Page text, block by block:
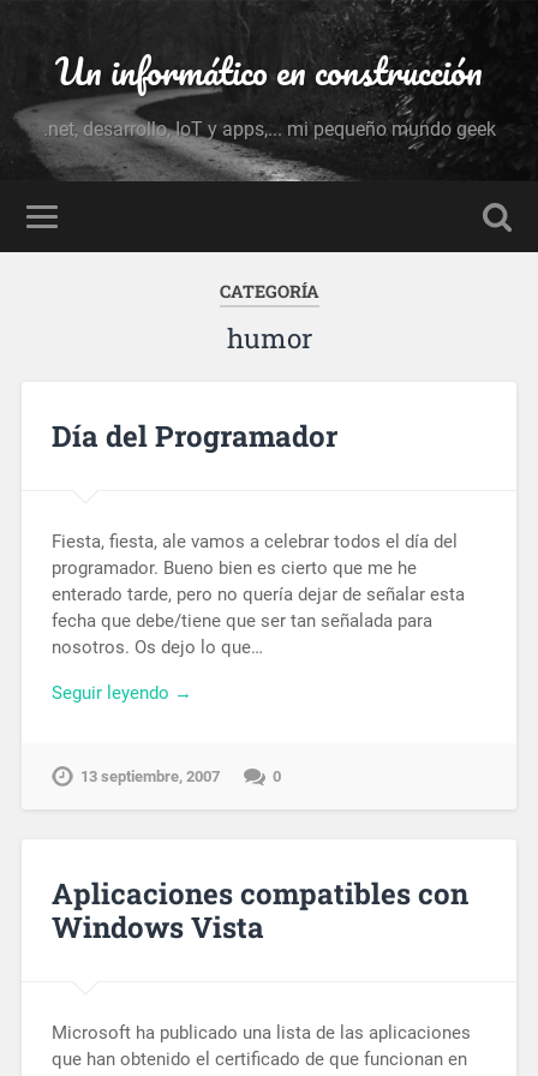
Un informático en construcción
.net, desarrollo, IoT y apps,... mi pequeño mundo geek
CATEGORÍA
humor
Día del Programador
Fiesta, fiesta, ale vamos a celebrar todos el día del
programador. Bueno bien es cierto que me he
enterado tarde, pero no quería dejar de señalar esta
fecha que debe/tiene que ser tan señalada para
nosotros. Os dejo lo que…
Seguir leyendo →
13 septiembre, 2007 0
Aplicaciones compatibles con
Windows Vista
Microsoft ha publicado una lista de las aplicaciones
que han obtenido el certificado de que funcionan en